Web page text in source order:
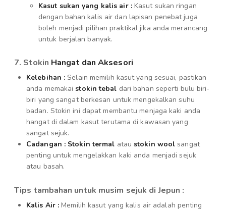
Kasut sukan yang kalis air :Kasut sukan ringan
dengan bahan kalis air dan lapisan penebat juga
boleh menjadi pilihan praktikal jika anda merancang
untuk berjalan banyak.
7. Stokin Hangat dan Aksesori
Kelebihan : Selain memilih kasut yang sesuai, pastikan
anda memakaistokin tebal dari bahan seperti bulu biri-
biri yang sangat berkesan untuk mengekalkan suhu
badan. Stokin ini dapat membantu menjaga kaki anda
hangat di dalam kasut terutama di kawasan yang
sangat sejuk.
Cadangan : Stokin termal ataustokin wool sangat
penting untuk mengelakkan kaki anda menjadi sejuk
atau basah.
Tips tambahan untuk musim sejuk di Jepun :
Kalis Air : Memilih kasut yang kalis air adalah penting